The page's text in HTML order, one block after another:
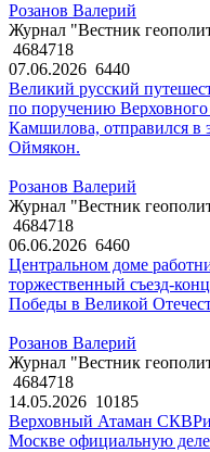
Розанов Валерий
Журнал "Вестник
4684718
07.06.2026 6440
Великий русский
по поручению
Камшилова, отправился в
Оймякон.
Розанов Валерий
Журнал "Вестник
4684718
06.06.2026 6460
Центральном доме
торжественный съезд-
Победы в Великой
Розанов Валерий
Журнал "Вестник
4684718
14.05.2026 10185
Верховный Атаман
Москве официальную